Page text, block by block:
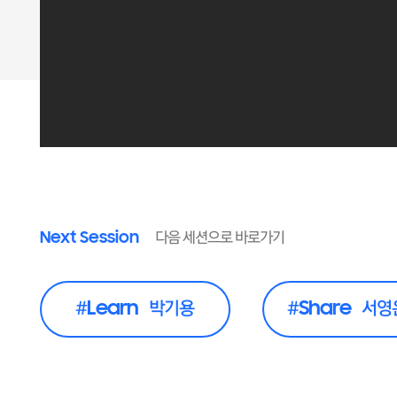
Next Session 다음 세션으로 바로가기
#Learn 박기용 #Share 서영